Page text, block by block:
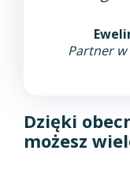
Partnerw
Dzięki
możesz